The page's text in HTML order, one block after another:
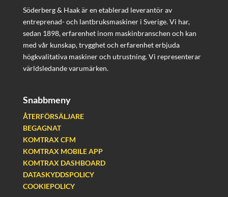
Söderberg & Haak är en etablerad leverantör av
entreprenad- och lantbruksmaskiner i Sverige. Vi har,
sedan 1898, erfarenhet inom maskinbranschen och kan
med vår kunskap, trygghet och erfarenhet erbjuda
högkvalitativa maskiner och utrustning. Vi representerar
världsledande varumärken.
Snabbmeny
ÅTERFÖRSÄLJARE
BEGAGNAT
KOMTRAX CFM
KOMTRAX MOBILE APP
KOMTRAX DASHBOARD
DATASKYDDSPOLICY
COOKIEPOLICY